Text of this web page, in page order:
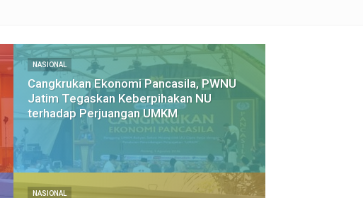
NASIONAL
Cangkrukan Ekonomi Pancasila, PWNU
Jatim Tegaskan Keberpihakan NU
terhadap Perjuangan UMKM
NASIONAL